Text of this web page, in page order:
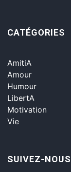
CATÉGORIES
AmitiA
Amour
Humour
LibertA
Motivation
Vie
SUIVEZ-NOUS